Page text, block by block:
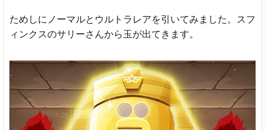
ためしにノーマルとウルトラレアを引いてみました。スフ
ィンクスのサリーさんから玉が出てきます。